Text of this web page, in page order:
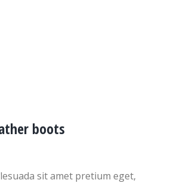
boots
sit amet pretium eget,